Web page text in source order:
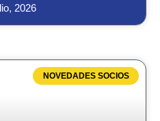
2026
NOVEDADES SOCIOS